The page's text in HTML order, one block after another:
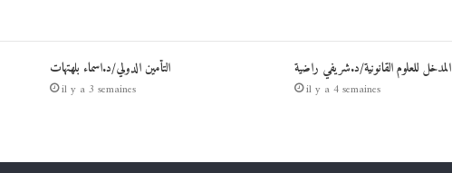
التأمين الدولي/د.اسماء بلهتهات
il y a 3 semaines
المدخل للعلوم القانونية/د.شريفي راضية
il y a 4 semaines